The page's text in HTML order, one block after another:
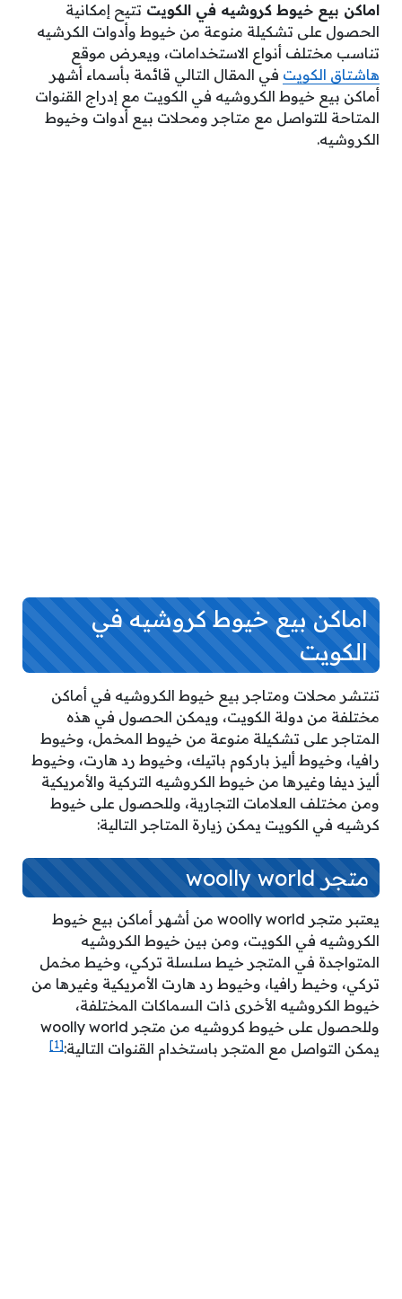
اماكن بيع خيوط كروشيه في الكويت تتيح إمكانية
الحصول على تشكيلة منوعة من خيوط وأدوات الكرشيه
تناسب مختلف أنواع الاستخدامات، ويعرض موقع
هاشتاق الكويت في المقال التالي قائمة بأسماء أشهر
أماكن بيع خيوط الكروشيه في الكويت مع إدراج القنوات
المتاحة للتواصل مع متاجر ومحلات بيع أدوات وخيوط
الكروشيه.
اماكن بيع خيوط كروشيه في
الكويت
تنتشر محلات ومتاجر بيع خيوط الكروشيه في أماكن
مختلفة من دولة الكويت، ويمكن الحصول في هذه
المتاجر على تشكيلة منوعة من خيوط المخمل، وخيوط
رافيا، وخيوط أليز باركوم باتيك، وخيوط رد هارت، وخيوط
أليز ديفا وغيرها من خيوط الكروشيه التركية والأمريكية
ومن مختلف العلامات التجارية، وللحصول على خيوط
كرشيه في الكويت يمكن زيارة المتاجر التالية:
متجر woolly world
يعتبر متجر woolly world من أشهر أماكن بيع خيوط
الكروشيه في الكويت، ومن بين خيوط الكروشيه
المتواجدة في المتجر خيط سلسلة تركي، وخيط مخمل
تركي، وخيط رافيا، وخيوط رد هارت الأمريكية وغيرها من
خيوط الكروشيه الأخرى ذات السماكات المختلفة،
وللحصول على خيوط كروشيه من متجر woolly world
يمكن التواصل مع المتجر باستخدام القنوات التالية:[1]